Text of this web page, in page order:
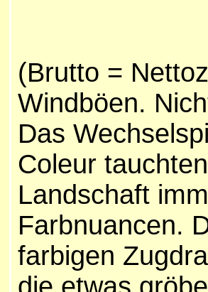
(Brutto =
Windböen.
Das
Coleur
Landschaft
Farbnuancen.
farbigen